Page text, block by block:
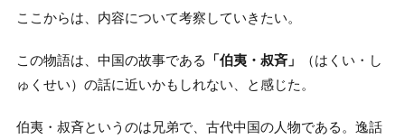
ここからは、内容について考察していきたい。
この物語は、中国の故事である 「伯夷・叔斉」
（はくい・し
ゅくせい）の話に近いかもしれない、と感じた。
伯夷・叔斉というのは兄弟で、古代中国の人物である。逸話